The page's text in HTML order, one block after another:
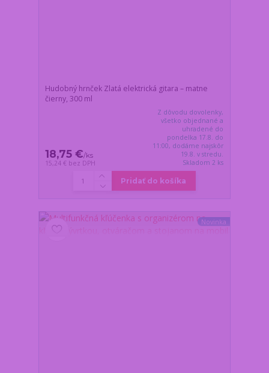
Hudobný hrnček Zlatá elektrická gitara – matne
čierny, 300 ml
18,75 €/ks
15,24 € bez DPH
Z dôvodu dovolenky,
všetko objednané a
uhradené do
pondelka 17.8. do
11:00, dodáme najskôr
19.8. v stredu.
Skladom 2 ks
Pridať do košíka
Novinka